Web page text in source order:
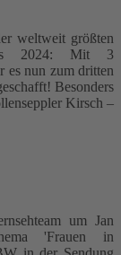
weltweit größten
2024: Mit 3
es nun zum dritten
Besonders
Kirsch –
um Jan
'Frauen in